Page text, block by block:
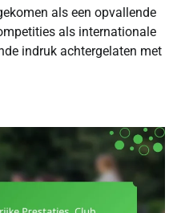
als een opvallende
als internationale
indruk achtergelaten met